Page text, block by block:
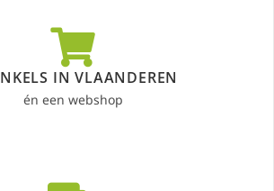
IN VLAANDEREN
én een webshop